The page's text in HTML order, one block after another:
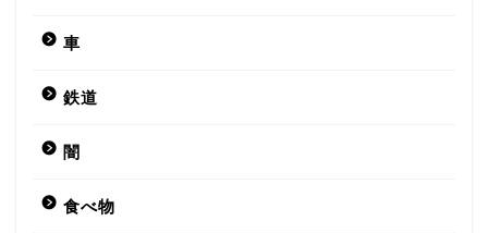
車
鉄道
闇
食べ物